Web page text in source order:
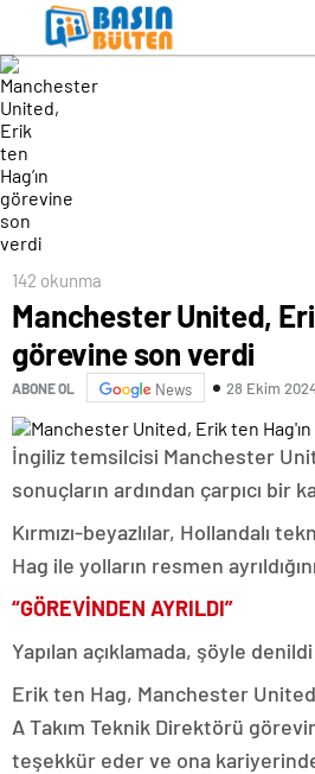
142 okunma
Manchester United,
görevine son verdi
ABONE OL News 28 Ekim
İngiliz temsilcisi Manchester
sonuçların ardından çarpıcı bir
Kırmızı-beyazlılar, Hollandalı
Hag ile yolların resmen
“GÖREVİNDEN AYRILDI”
Yapılan açıklamada, şöyle
Erik ten Hag, Manchester United
A Takım Teknik Direktörü
teşekkür eder ve ona